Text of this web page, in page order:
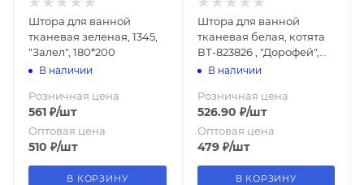
Штора для ванной
тканевая зеленая, 1345,
"Залел", 180*200
В наличии
Розничная цена
561 ₽/шт
Оптовая цена
510 ₽/шт
В КОРЗИНУ
Штора для ванной
тканевая белая, котята
ВТ-823826 , "Дорофей",
180*180
В наличии
Розничная цена
526.90 ₽/шт
Оптовая цена
479₽/шт
В КОРЗИНУ